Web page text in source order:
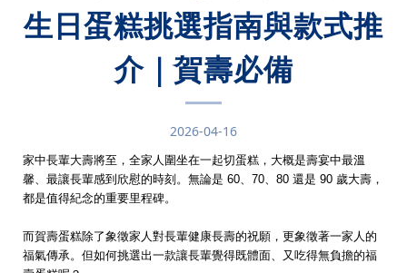
生日蛋糕挑選指南與款式推
介｜賀壽必備
2026-04-16
家中長輩大壽將至，全家人圍坐在一起切蛋糕，大概是壽宴中最溫
馨、最讓長輩感到欣慰的時刻。無論是 60、70、80 還是 90 歲大壽，
都是值得紀念的重要里程碑。
而賀壽蛋糕除了象徵家人對長輩健康長壽的祝願，更象徵著一家人的
福氣傳承。但如何挑選出一款讓長輩覺得既體面、又吃得無負擔的福